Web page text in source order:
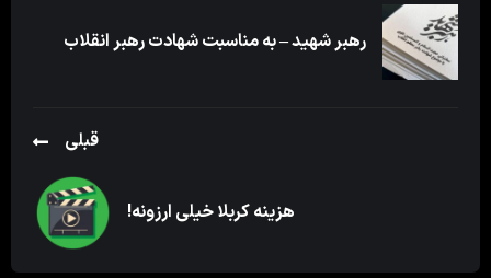
رهبر شهید – به مناسبت شهادت رهبر انقلاب
قبلی
هزینه کربلا خیلی ارزونه!